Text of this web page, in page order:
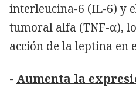
interleucina-6 (IL-6) y
tumoral alfa (TNF-α),
acción de la leptina en
- Aumenta la